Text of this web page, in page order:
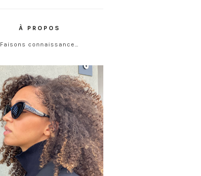
À PROPOS
Faisons connaissance…